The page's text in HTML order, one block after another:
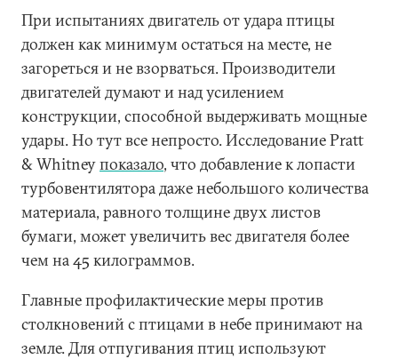
При испытаниях двигатель от удара птицы
должен как минимум остаться на месте, не
загореться и не взорваться. Производители
двигателей думают и над усилением
конструкции, способной выдерживать мощные
удары. Но тут все непросто. Исследование Pratt
& Whitneyпоказало, что добавление к лопасти
турбовентилятора даже небольшого количества
материала, равного толщине двух листов
бумаги, может увеличить вес двигателя более
чем на 45 килограммов.
Главные профилактические меры против
столкновений с птицами в небе принимают на
земле. Для отпугивания птиц используют